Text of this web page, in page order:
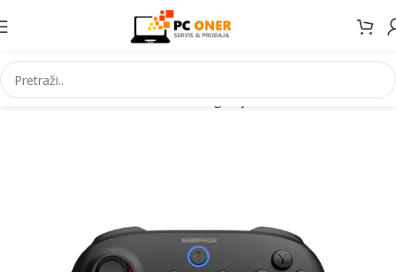
Početna Elektronika Konzole za igranje Dodaci za konzole